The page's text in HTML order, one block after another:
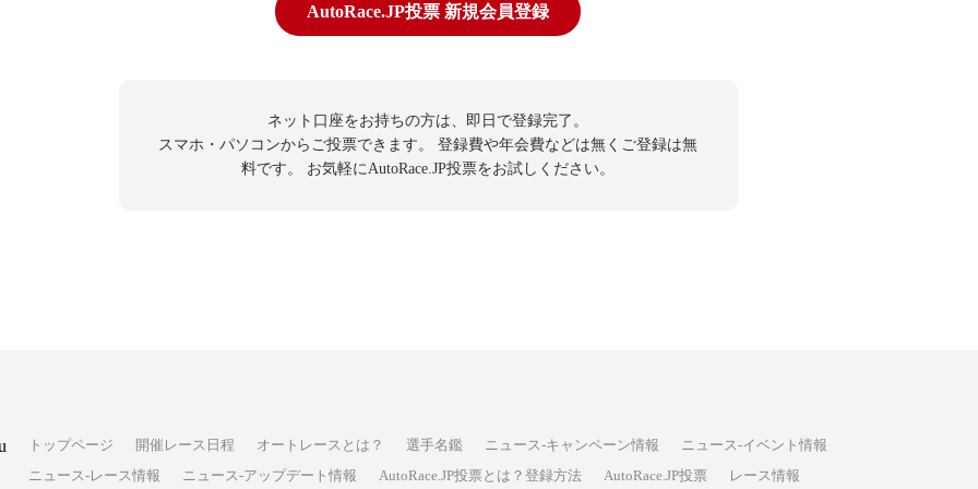
AutoRace.JP投票 新規会員登録
ネット口座をお持ちの方は、即日で登録完了。
スマホ・パソコンからご投票できます。
登録費や年会費などは無くご登録は無
料です。
お気軽にAutoRace.JP投票をお試しください。
トップページ 開催レース日程 オートレースとは？ 選手名鑑 ニュース-キャンペーン情報
ニュース-イベント情報
ニュース-レース情報
ニュース-アップデート情報 AutoRace.JP投票とは？登録方法 AutoRace.JP投票 レース情報